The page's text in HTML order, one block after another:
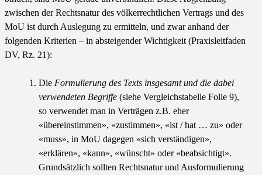
zwischen der Rechtsnatur des völkerrechtlichen Vertrags und des
MoU ist durch Auslegung zu ermitteln, und zwar anhand der
folgenden Kriterien – in absteigender Wichtigkeit (Praxisleitfaden
DV, Rz. 21):
Die Formulierung des Texts insgesamt und die dabei
verwendeten Begriffe(siehe Vergleichstabelle Folie 9),
so verwendet man in Verträgen z.B. eher
«übereinstimmen», «zustimmen», «ist / hat … zu» oder
«muss», in MoU dagegen «sich verständigen»,
«erklären», «kann», «wünscht» oder «beabsichtigt».
Grundsätzlich sollten Rechtsnatur und Ausformulierung